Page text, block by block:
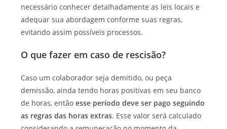
necessário conhecer detalhadamente as leis locais e
adequar sua abordagem conforme suas regras,
evitando assim possíveis processos.
O que fazer em caso de rescisão?
Caso um colaborador seja demitido, ou peça
demissão, ainda tendo horas positivas em seu banco
de horas, entãoesse período deve ser pago seguindo
as regras das horas extras. Esse valor será calculado